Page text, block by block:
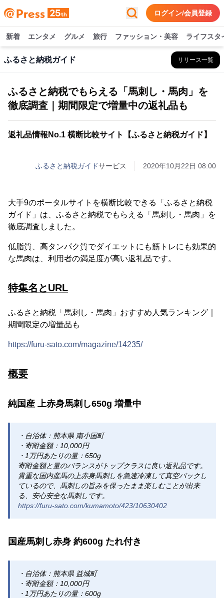
ログイン/会員登録
新着 エンタメ グルメ 旅行 ファッション・美容 ライフスタ
ふるさと納税ガイド リリース一覧
ふるさと納税でもらえる「馬刺し・馬肉」を
徹底調査｜期間限定で増量中の返礼品も
返礼品情報No.1 横断比較サイト【ふるさと納税ガイド】
ふるさと納税ガイドサービス 2020年10月22日 08:00
大手9のポータルサイトを横断比較できる「ふるさと納税
ガイド」は、ふるさと納税でもらえる「馬刺し・馬肉」を
徹底調査しました。
低脂質、高タンパク質でダイエットにも筋トレにも効果的
な馬肉は、利用者の満足度が高い返礼品です。
特集名とURL
ふるさと納税「馬刺し・馬肉」おすすめ人気ランキング｜
期間限定の増量品も
https://furu-sato.com/magazine/14235/
概要
純国産 上赤身馬刺し650g 増量中
・自治体：熊本県 南小国町
・寄附金額：10,000円
・1万円あたりの量：650g
寄附金額と量のバランスがトップクラスに良い返礼品です。
貴重な国内産馬の上赤身馬刺しを急速冷凍して真空パックし
ているので、馬刺しの旨みを保ったまま楽しむことが出来
る、安心安全な馬刺しです。
https://furu-sato.com/kumamoto/423/10630402
国産馬刺し赤身 約600g たれ付き
・自治体：熊本県 益城町
・寄附金額：10,000円
・1万円あたりの量：600g